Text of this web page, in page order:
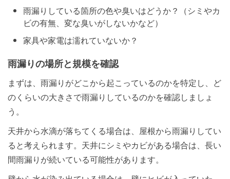
雨漏りしている箇所の色や臭いはどうか？（シミやカ
ビの有無、変な臭いがしないかなど）
家具や家電は濡れていないか？
雨漏りの場所と規模を確認
まずは、雨漏りがどこから起こっているのかを特定し、ど
のくらいの大きさで雨漏りしているのかを確認しましょ
う。
天井から水滴が落ちてくる場合は、屋根から雨漏りしてい
ると考えられます。天井にシミやカビがある場合は、長い
間雨漏りが続いている可能性があります。